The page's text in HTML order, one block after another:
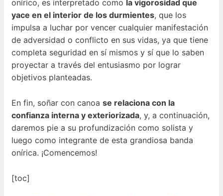
onírico, es interpretado como la vigorosidad que
yace en el interior de los durmientes, que los
impulsa a luchar por vencer cualquier manifestación
de adversidad o conflicto en sus vidas, ya que tiene
completa seguridad en sí mismos y sí que lo saben
proyectar a través del entusiasmo por lograr
objetivos planteadas.
En fin, soñar con canoa se relaciona con la
confianza interna y exteriorizada, y, a continuación,
daremos pie a su profundización como solista y
luego como integrante de esta grandiosa banda
onírica. ¡Comencemos!
[toc]